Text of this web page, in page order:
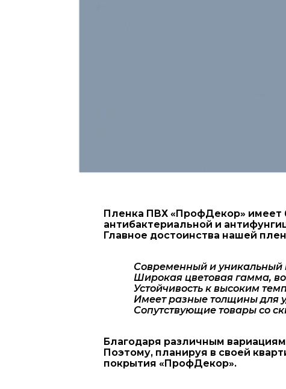
Пленка ПВХ «ПрофДекор» имеет
антибактериальной и
Главное достоинства нашей
Современный и уникальный
Широкая цветовая гамма,
Устойчивость к высоким
Имеет разные толщины для
Сопутствующие товары со
Благодаря различным
Поэтому, планируя в своей
покрытия «ПрофДекор».